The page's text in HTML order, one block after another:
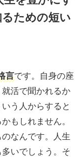
ための短い
言です。自身の座
活で聞かれるか
う人からすると
もしれません。
なんです。人生
いでしょう。そ